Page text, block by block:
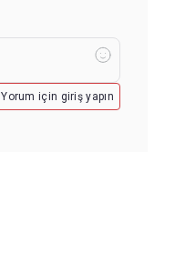
Yorum için giriş yapın